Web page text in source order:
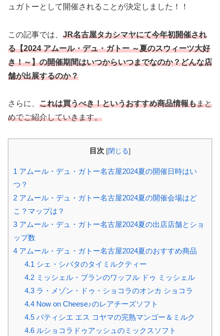
ュガトーとして開催されることが決定しました！！
この記事では、 JR名古屋タカシマヤにて今年初開催され
る【2024 アムール・デュ・ガトー ～夏のスウィーツ大好
き！～】の開催期間はいつからいつまでなのか？どんな店
舗が出展するのか？
さらに、 これは買うべき！というおすすめ商品情報もまと
めでご紹介していきます。
目次 [閉じる]
1 アムール・デュ・ガトー名古屋2024夏の開催日時はい
つ？
2 アムール・デュ・ガトー名古屋2024夏の開催会場はど
こ？マップは？
3 アムール・デュ・ガトー名古屋2024夏の出店店舗とショ
ップ数
4 アムール・デュ・ガトー名古屋2024夏のおすすめ商品
4.1シェ・シバタのタイミルクティー
4.2ミッシェル・ブランのワッフル ドゥ ミッシェル
4.3ラ・メゾン・ドゥ・ショコラのオンカ ショコラ
4.4Now on Cheese♪のレアチーズソフト
4.5パティシエ エス コヤマの完熟マンゴー＆ミルク
4.6ルショコラドゥアッシュのミックスソフト